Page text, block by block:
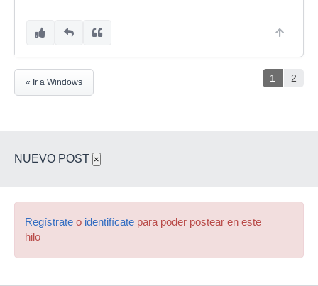
1 2
« Ir a Windows
NUEVO POST ×
Regístrate o identifícate para poder postear en este
hilo